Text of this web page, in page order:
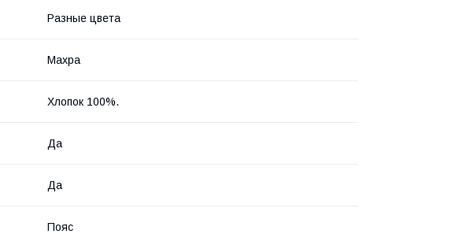
Разные цвета
Махра
Хлопок 100%.
Да
Да
Пояс